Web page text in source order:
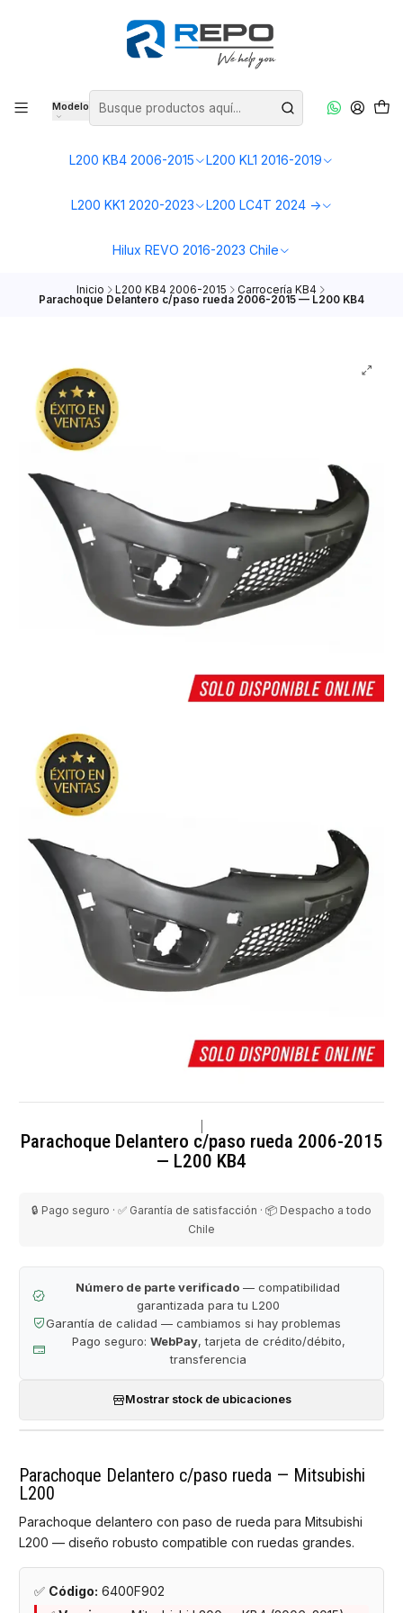
Modelo
L200 KB4 2006-2015 L200 KL1 2016-2019
L200 KK1 2020-2023 L200 LC4T 2024 ->
Hilux REVO 2016-2023 Chile
Inicio L200 KB4 2006-2015 Carrocería KB4
Parachoque Delantero c/paso rueda 2006-2015 — L200 KB4
Parachoque Delantero c/paso rueda 2006-2015
— L200 KB4
🔒 Pago seguro · ✅ Garantía de satisfacción · 📦 Despacho a todo
Chile
Número de parte verificado — compatibilidad
garantizada para tu L200
Garantía de calidad — cambiamos si hay problemas
Pago seguro: WebPay, tarjeta de crédito/débito,
transferencia
Mostrar stock de ubicaciones
Parachoque Delantero c/paso rueda — Mitsubishi
L200
Parachoque delantero con paso de rueda para Mitsubishi
L200 — diseño robusto compatible con ruedas grandes.
✅ Código: 6400F902